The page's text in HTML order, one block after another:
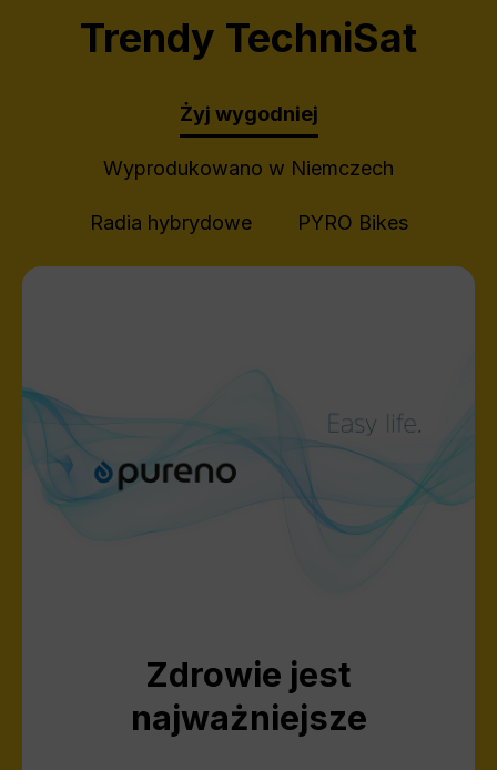
Trendy TechniSat
Żyj wygodniej
Wyprodukowano w Niemczech
Radia hybrydowe PYRO Bikes
Zdrowie jest
najważniejsze